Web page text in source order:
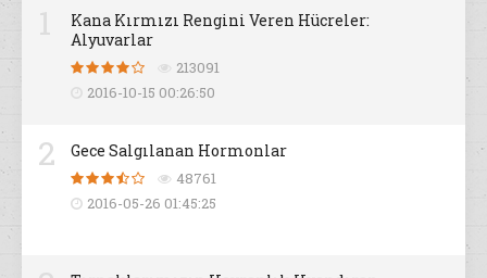
Kana Kırmızı Rengini Veren Hücreler:
Alyuvarlar
213091
2016-10-15 00:26:50
2 Gece Salgılanan Hormonlar
48761
2016-05-26 01:45:25